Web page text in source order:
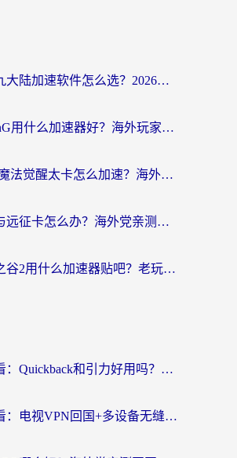
国外玩第九大陆加速软件怎么选？2026终极指南帮你告别延迟卡顿
国外玩BanG用什么加速器好？海外玩家亲测的国服游戏加速终极方案
哈利波特·魔法觉醒太卡怎么加速？海外党亲测有效的国服游戏加速指南
美国玩剑与远征卡怎么办？海外党亲测有效的国服游戏加速指南
海外玩龙之谷2用什么加速器贴吧？老玩家实测推荐，附新加坡猎魂觉醒国外剑与远征加速攻略
海外党必看：Quickback和引力好用吗？3分钟搞懂回国加速器怎么选
海外党必看：电视VPN回国+多设备无缝访问国内资源的实用指南